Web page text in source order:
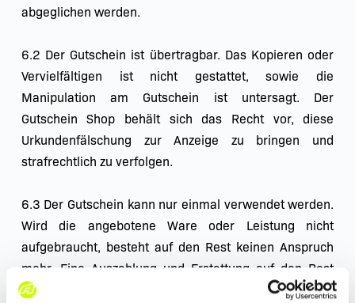
abgeglichen werden.
6.2 Der Gutschein ist übertragbar. Das Kopieren oder
Vervielfältigen ist nicht gestattet, sowie die
Manipulation am Gutschein ist untersagt. Der
Gutschein Shop behält sich das Recht vor, diese
Urkundenfälschung zur Anzeige zu bringen und
strafrechtlich zu verfolgen.
6.3 Der Gutschein kann nur einmal verwendet werden.
Wird die angebotene Ware oder Leistung nicht
aufgebraucht, besteht auf den Rest keinen Anspruch
mehr. Eine Auszahlung und Erstattung auf den Rest
wird nicht gewährt.